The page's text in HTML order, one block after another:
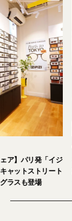
ア】パリ発「イジ
ャットストリート
ラスも登場